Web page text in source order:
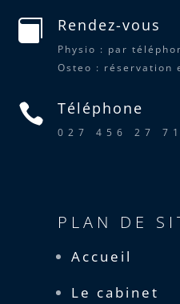
 Rendez-vous
Physio : par
Osteo : réservation
 Téléphone
027 456 27 71
PLAN DE
Accueil
Le cabinet